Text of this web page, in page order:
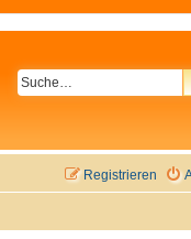
Registrieren